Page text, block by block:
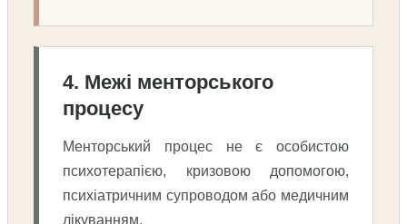
4. Межі менторського
процесу
Менторський процес не є особистою
психотерапією, кризовою допомогою,
психіатричним супроводом або медичним
лікуванням.